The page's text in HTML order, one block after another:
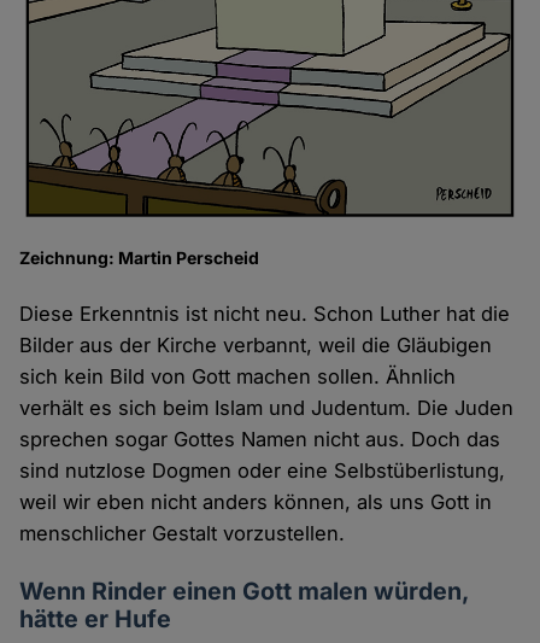
Zeichnung: Martin Perscheid
Diese Erkenntnis ist nicht neu. Schon Luther hat die
Bilder aus der Kirche verbannt, weil die Gläubigen
sich kein Bild von Gott machen sollen. Ähnlich
verhält es sich beim Islam und Judentum. Die Juden
sprechen sogar Gottes Namen nicht aus. Doch das
sind nutzlose Dogmen oder eine Selbstüberlistung,
weil wir eben nicht anders können, als uns Gott in
menschlicher Gestalt vorzustellen.
Wenn Rinder einen Gott malen würden,
hätte er Hufe